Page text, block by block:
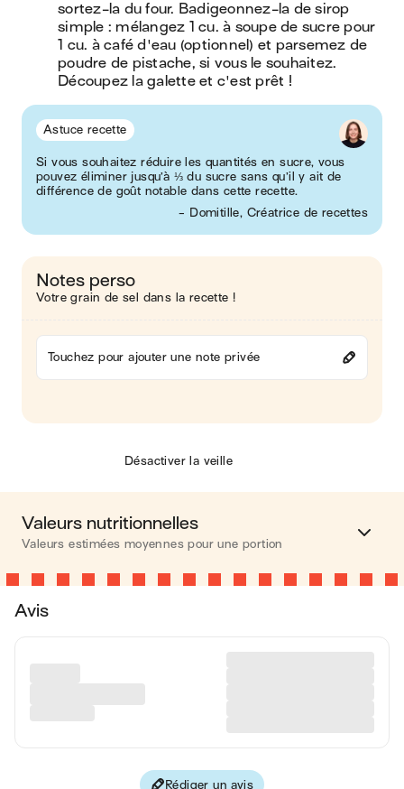
sortez-la du four. Badigeonnez-la de sirop
simple : mélangez 1 cu. à soupe de sucre pour
1 cu. à café d'eau (optionnel) et parsemez de
poudre de pistache, si vous le souhaitez.
Découpez la galette et c'est prêt !
Astuce recette
Si vous souhaitez réduire les quantités en sucre, vous
pouvez éliminer jusqu’à ⅓ du sucre sans qu’il y ait de
différence de goût notable dans cette recette.
- Domitille, Créatrice de recettes
Notes perso
Votre grain de sel dans la recette !
Touchez pour ajouter une note privée
Désactiver la veille
Valeurs nutritionnelles
Valeurs estimées moyennes pour une portion
Calories 561 kcal
Avis
Rédiger un avis